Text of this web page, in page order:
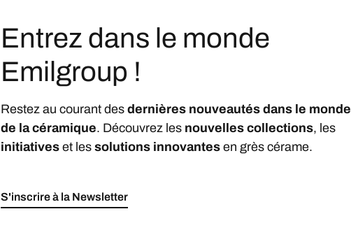
Entrez dans le monde
Emilgroup !
Restez au courant des dernières nouveautés dans le monde
de la céramique. Découvrez les nouvelles collections, les
initiativeset les solutions innovantesen grès cérame.
S'inscrire à la Newsletter